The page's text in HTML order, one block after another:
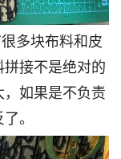
多块布料和皮
接不是绝对的
如果是不负责
。